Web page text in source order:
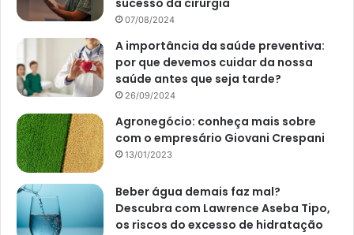
sucesso da cirurgia
07/08/2024
A importância da saúde preventiva:
por que devemos cuidar da nossa
saúde antes que seja tarde?
26/09/2024
Agronegócio: conheça mais sobre
com o empresário Giovani Crespani
13/01/2023
Beber água demais faz mal?
Descubra com Lawrence Aseba Tipo,
os riscos do excesso de hidratação